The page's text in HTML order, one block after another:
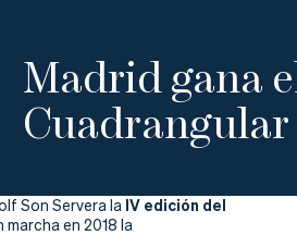
Madrid gana
Cuadrangular
Son Servera la IV edición del
marcha en 2018 la